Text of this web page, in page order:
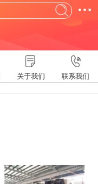
关于我们 联系我们